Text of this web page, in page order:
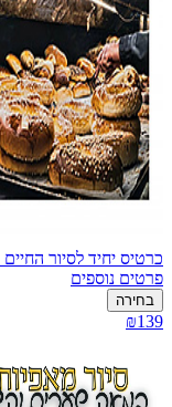
כרטיס יחיד לסיור
פרטים נוספים
בחירה
₪139